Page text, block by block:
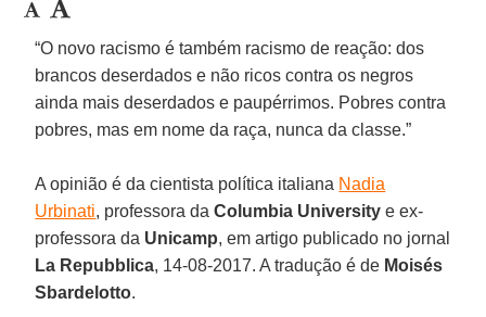
“O novo racismo é também racismo de reação: dos
brancos deserdados e não ricos contra os negros
ainda mais deserdados e paupérrimos. Pobres contra
pobres, mas em nome da raça, nunca da classe.”
A opinião é da cientista política italiana Nadia
Urbinati, professora daColumbia University e ex-
professora da Unicamp, em artigo publicado no jornal
La Repubblica, 14-08-2017. A tradução é de Moisés
Sbardelotto.